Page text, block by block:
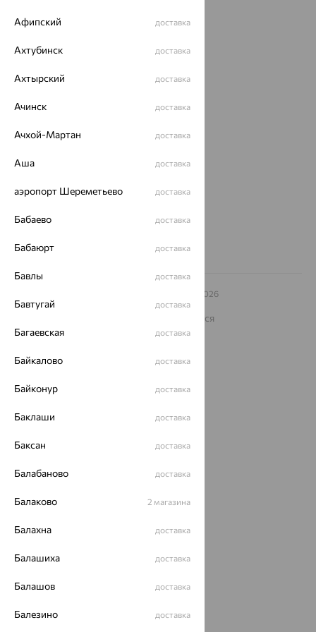
Каталог
Акции
Доставка
Покупателям
О нас
Магазины и доставка г. Липецк
еще 3
Другие города
Заказать звонок
– 2026
Архив акций
Карта сайта
На информационном ресурсе применяются
рекомендательные технологии
Политика конфеденциальности
Разработка сайта —
Афипский доставка
Ахтубинск доставка
Ахтырский доставка
Ачинск доставка
Ачхой-Мартан доставка
Аша доставка
аэропорт Шереметьево доставка
Бабаево доставка
Бабаюрт доставка
Бавлы доставка
Бавтугай доставка
Багаевская доставка
Байкалово доставка
Байконур доставка
Баклаши доставка
Баксан доставка
Балабаново доставка
Балаково 2 магазина
Балахна доставка
Балашиха доставка
Балашов доставка
Балезино доставка